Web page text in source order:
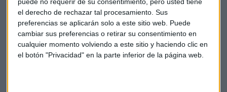
el derecho de rechazar tal procesamiento. Sus
preferencias se aplicarán solo a este sitio web. Puede
cambiar sus preferencias o retirar su consentimiento en
cualquier momento volviendo a este sitio y haciendo clic en
el botón "Privacidad" en la parte inferior de la página web.
Empresas Economía Radio Eurozona
Crecimiento